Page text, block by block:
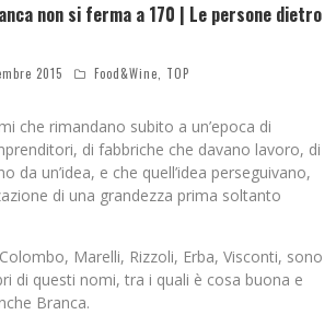
non si ferma a 170 | Le persone dietro
2015 Food&Wine, TOP
che rimandano subito a un’epoca di
di fabbriche che davano lavoro, di
da un’idea, e che quell’idea perseguivano,
di una grandezza prima soltanto
Marelli, Rizzoli, Erba, Visconti, sono
di questi nomi, tra i quali è cosa buona e
Branca.